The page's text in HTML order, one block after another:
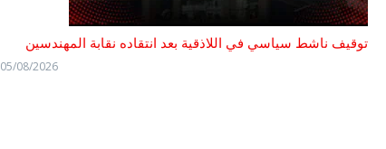
توقيف ناشط سياسي في اللاذقية بعد انتقاده نقابة المهندسين
05/08/2026